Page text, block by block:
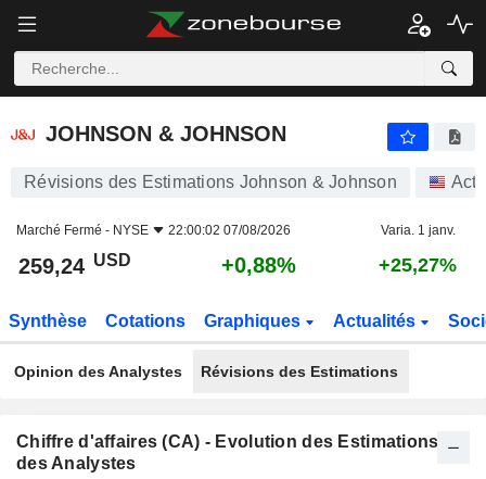
JOHNSON & JOHNSON
JOHNSON & JOHNSON
Révisions des Estimations Johnson & Johnson
Marché Fermé - NYSE 22:00:02 07/08/2026 Varia. 1 janv.
259,24 USD +0,88% +25,27%
Synthèse Cotations Graphiques Actualités
Opinion des Analystes Révisions des Estimations
Chiffre d'affaires (CA) - Evolution des Estimations
des Analystes